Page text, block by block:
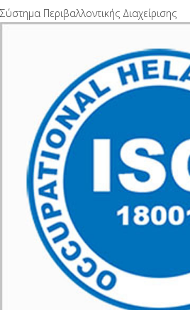
Σύστημα Περιβαλλοντικής Διαχείρισης